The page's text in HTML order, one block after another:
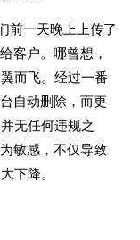
前一天晚上上传了
客户。哪曾想，
而飞。经过一番
自动删除，而更
无任何违规之
敏感，不仅导致
下降。